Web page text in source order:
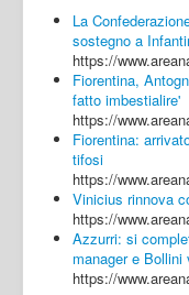
La
sostegno a
https://
Fiorentina,
fatto imbestialire'
https://
Fiorentina:
tifosi
https://
Vinicius rinnova
https://
Azzurri: si
manager e Bollini
https://